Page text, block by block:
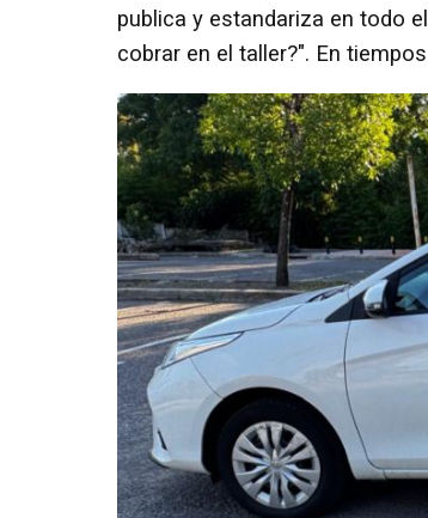
publica y estandariza en todo
cobrar en el taller?". En